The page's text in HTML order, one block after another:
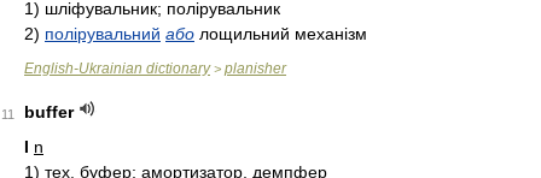
1) шліфувальник; полірувальник
2) полірувальний або лощильний механізм
English-Ukrainian dictionary> planisher
11
buffer
I n
1) тex. буфер; амортизатор, демпфер